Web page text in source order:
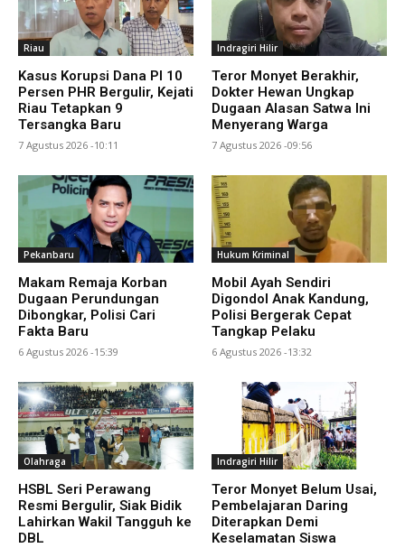
Riau
Kasus Korupsi Dana PI 10
Persen PHR Bergulir, Kejati
Riau Tetapkan 9
Tersangka Baru
7 Agustus 2026 -10:11
Indragiri Hilir
Teror Monyet Berakhir,
Dokter Hewan Ungkap
Dugaan Alasan Satwa Ini
Menyerang Warga
7 Agustus 2026 -09:56
Pekanbaru
Makam Remaja Korban
Dugaan Perundungan
Dibongkar, Polisi Cari
Fakta Baru
6 Agustus 2026 -15:39
Hukum Kriminal
Mobil Ayah Sendiri
Digondol Anak Kandung,
Polisi Bergerak Cepat
Tangkap Pelaku
6 Agustus 2026 -13:32
Olahraga
HSBL Seri Perawang
Resmi Bergulir, Siak Bidik
Lahirkan Wakil Tangguh ke
DBL
Indragiri Hilir
Teror Monyet Belum Usai,
Pembelajaran Daring
Diterapkan Demi
Keselamatan Siswa